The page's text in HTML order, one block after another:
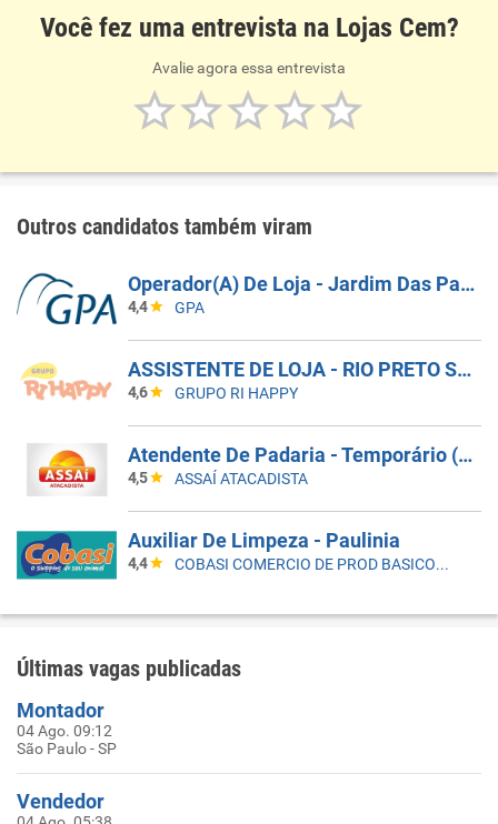
Você fez uma entrevista na Lojas Cem?
Avalie agora essa entrevista
Outros candidatos também viram
Operador(A) De Loja - Jardim Das Palmeiras - Campinas SP
4,4 GPA
ASSISTENTE DE LOJA - RIO PRETO SHOPPING - EFETIVO
4,6 GRUPO RI HAPPY
Atendente De Padaria - Temporário (Alto Da XV)
4,5 ASSAÍ ATACADISTA
Auxiliar De Limpeza - Paulinia
4,4 COBASI COMERCIO DE PROD BASICOS E INDUSTRIALIZADOS LTDA
Últimas vagas publicadas
Montador
04 Ago. 09:12
São Paulo - SP
Vendedor